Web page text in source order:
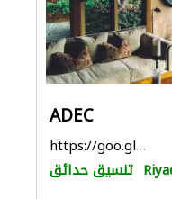
ADEC
https://goo.gl/maps/PSV3jPgDJhG7tY6P7
تنسيق حدائق